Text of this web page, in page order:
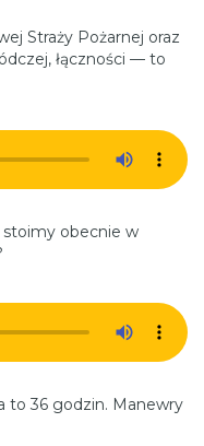
Straży Pożarnej oraz
łączności — to
stoimy obecnie w
to 36 godzin. Manewry